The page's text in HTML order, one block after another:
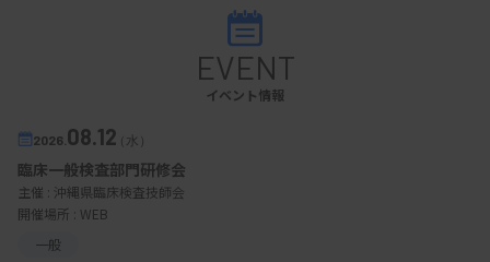
EVENT
イベント情報
2026. 08.12（水）
臨床一般検査部門研修会
主催 : 沖縄県臨床検査技師会
開催場所 : WEB
一般